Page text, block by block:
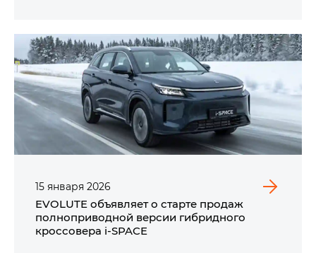
15 января 2026
EVOLUTE объявляет о старте продаж
полноприводной версии гибридного
кроссовера i‑SPACE